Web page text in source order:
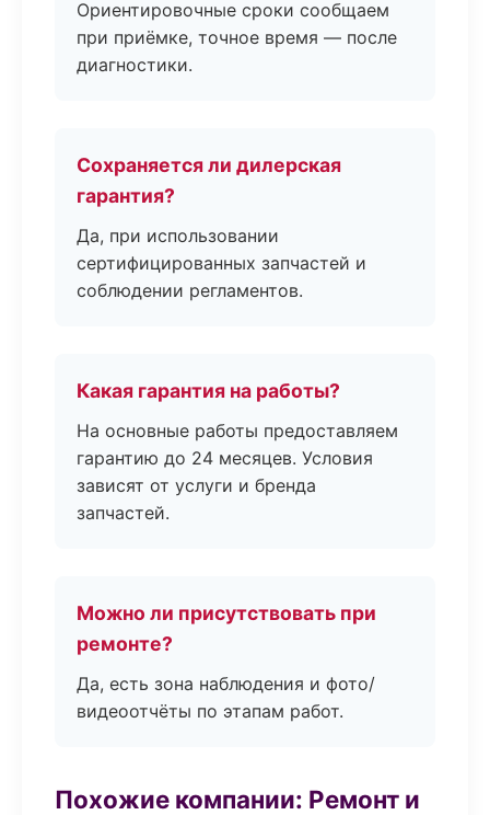
Ориентировочные сроки сообщаем
при приёмке, точное время — после
диагностики.
Сохраняется ли дилерская
гарантия?
Да, при использовании
сертифицированных запчастей и
соблюдении регламентов.
Какая гарантия на работы?
На основные работы предоставляем
гарантию до 24 месяцев. Условия
зависят от услуги и бренда
запчастей.
Можно ли присутствовать при
ремонте?
Да, есть зона наблюдения и фото/
видеоотчёты по этапам работ.
Похожие компании: Ремонт и